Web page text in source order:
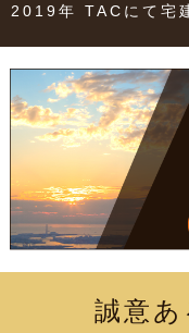
2019年 TACにて宅
誠意